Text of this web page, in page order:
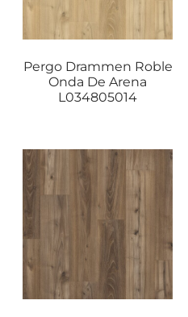
Pergo Drammen Roble
Onda De Arena
L034805014